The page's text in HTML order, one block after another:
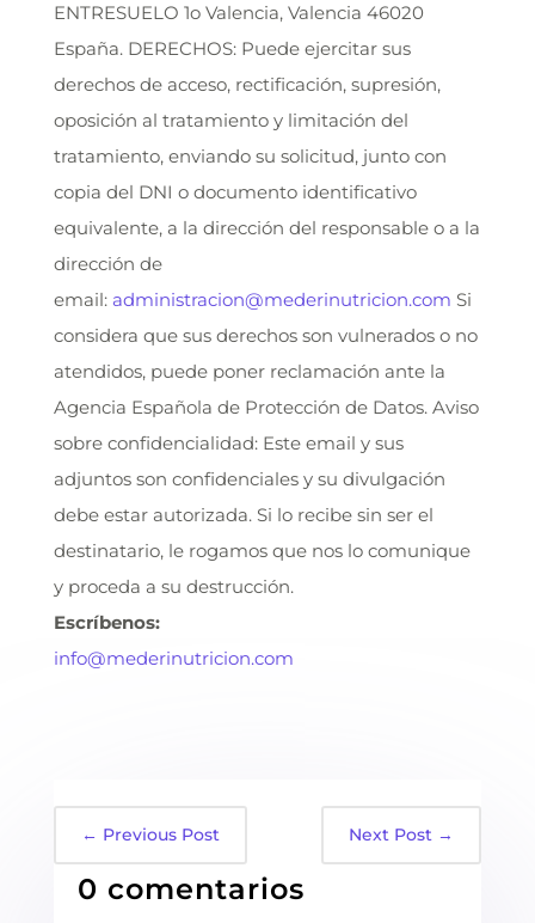
ENTRESUELO 1o Valencia, Valencia 46020
España. DERECHOS: Puede ejercitar sus
derechos de acceso, rectificación, supresión,
oposición al tratamiento y limitación del
tratamiento, enviando su solicitud, junto con
copia del DNI o documento identificativo
equivalente, a la dirección del responsable o a la
dirección de
email: administracion@mederinutricion.com Si
considera que sus derechos son vulnerados o no
atendidos, puede poner reclamación ante la
Agencia Española de Protección de Datos. Aviso
sobre confidencialidad: Este email y sus
adjuntos son confidenciales y su divulgación
debe estar autorizada. Si lo recibe sin ser el
destinatario, le rogamos que nos lo comunique
y proceda a su destrucción.
Escríbenos:
info@mederinutricion.com
← Previous Post Next Post →
0 comentarios